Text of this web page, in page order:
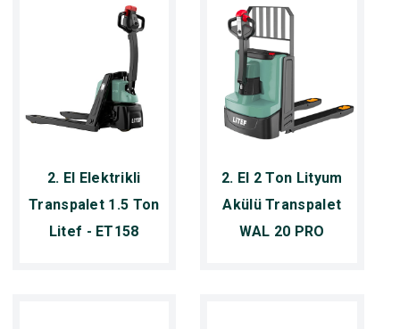
2. El Elektrikli
Transpalet 1.5 Ton
Litef - ET158
2. El 2 Ton Lityum
Akülü Transpalet
WAL 20 PRO